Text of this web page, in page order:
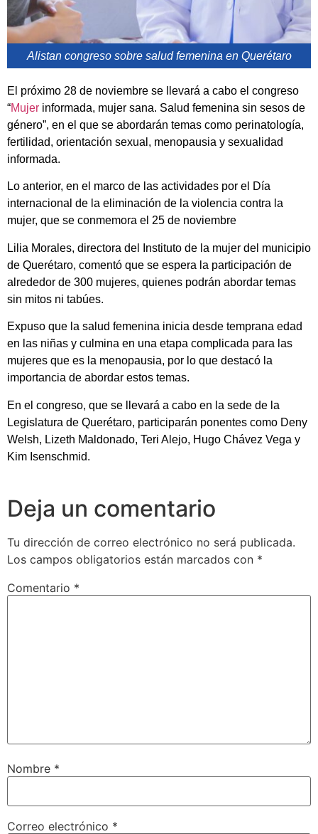
Alistan congreso sobre salud femenina en Querétaro
El próximo 28 de noviembre se llevará a cabo el congreso
“Mujer informada, mujer sana. Salud femenina sin sesos de
género”, en el que se abordarán temas como perinatología,
fertilidad, orientación sexual, menopausia y sexualidad
informada.
Lo anterior, en el marco de las actividades por el Día
internacional de la eliminación de la violencia contra la
mujer, que se conmemora el 25 de noviembre
Lilia Morales, directora del Instituto de la mujer del municipio
de Querétaro, comentó que se espera la participación de
alrededor de 300 mujeres, quienes podrán abordar temas
sin mitos ni tabúes.
Expuso que la salud femenina inicia desde temprana edad
en las niñas y culmina en una etapa complicada para las
mujeres que es la menopausia, por lo que destacó la
importancia de abordar estos temas.
En el congreso, que se llevará a cabo en la sede de la
Legislatura de Querétaro, participarán ponentes como Deny
Welsh, Lizeth Maldonado, Teri Alejo, Hugo Chávez Vega y
Kim Isenschmid.
Deja un comentario
Tu dirección de correo electrónico no será publicada.
Los campos obligatorios están marcados con *
Comentario *
Nombre *
Correo electrónico *